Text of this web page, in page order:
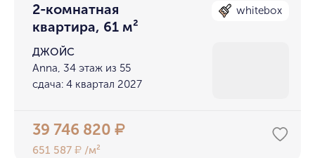
2-комнатная
квартира, 61 м²
whitebox
ДЖОЙС
Anna, 34 этаж из 55
сдача: 4 квартал 2027
39 746 820₽
651 587₽ /м²